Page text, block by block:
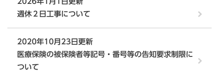
週休２日工事について
2020年10月23日更新
医療保険の被保険者等記号・番号等の告知要求制限に
ついて